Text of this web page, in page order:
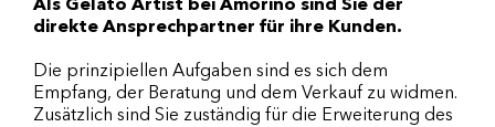
Als Gelato Artist bei Amorino sind Sie der
direkte Ansprechpartner für ihre Kunden.
Die prinzipiellen Aufgaben sind es sich dem
Empfang, der Beratung und dem Verkauf zu widmen.
Zusätzlich sind Sie zuständig für die Erweiterung des